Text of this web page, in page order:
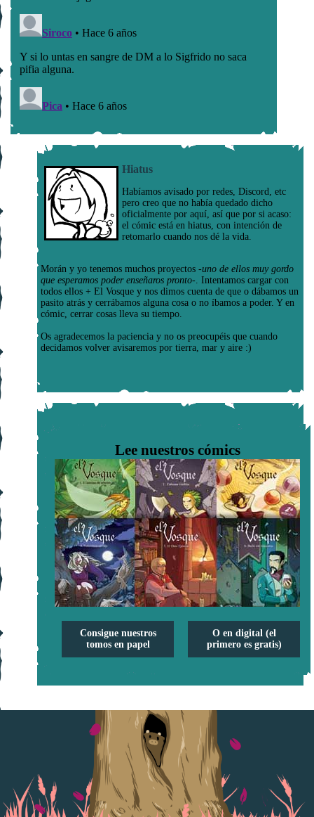
Hiatus
Habíamos avisado por redes, Discord, etc
pero creo que no había quedado dicho
oficialmente por aquí, así que por si acaso:
el cómic está en hiatus, con intención de
retomarlo cuando nos dé la vida.
Morán y yo tenemos muchos proyectos -uno de ellos muy gordo
que esperamos poder enseñaros pronto- . Intentamos cargar con
todos ellos + El Vosque y nos dimos cuenta de que o dábamos un
pasito atrás y cerrábamos alguna cosa o no íbamos a poder. Y en
cómic, cerrar cosas lleva su tiempo.
Os agradecemos la paciencia y no os preocupéis que cuando
decidamos volver avisaremos por tierra, mar y aire :)
Lee nuestros cómics
Consigue nuestros
tomos en papel
O en digital (el
primero es gratis)